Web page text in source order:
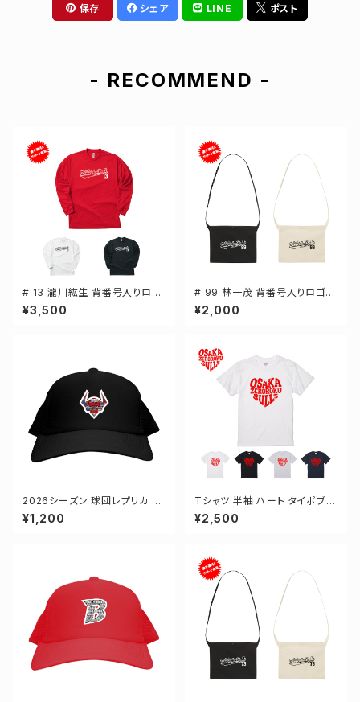
保存 シェア LINE ポスト
- RECOMMEND -
# 13 瀧川紘生 背番号入りロゴ
ドライTシャツ 長袖 選手還元 3
カラー S-5Lサイズ 000304
¥3,500
# 99 林一茂 背番号入りロゴ
キャンバスサコッシュ 選手還元
2カラー 001461
¥2,000
2026シーズン 球団レプリカ メ
ッシュキャップ ブラック フリーサ
イズ 2-000700
¥1,200
Tシャツ 半袖 ハート タイポブラ
フィー 4カラー ゼロクロ ゼロロ
ククロージング S-XXXLサイズ
¥2,500